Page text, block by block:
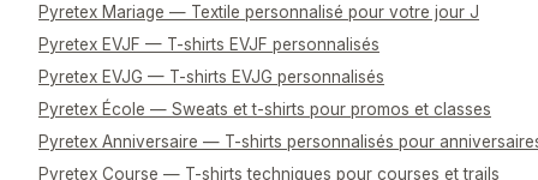
Pyretex Mariage — Textile personnalisé pour votre jour J
Pyretex EVJF — T-shirts EVJF personnalisés
Pyretex EVJG — T-shirts EVJG personnalisés
Pyretex École — Sweats et t-shirts pour promos et classes
Pyretex Anniversaire — T-shirts personnalisés pour
Pyretex Course — T-shirts techniques pour courses et trails